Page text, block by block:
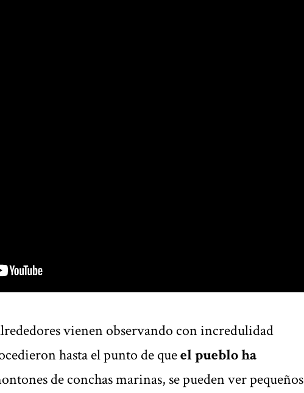
vienen observando con incredulidad
hasta el punto de queel pueblo ha
de conchas marinas, se pueden ver pequeños